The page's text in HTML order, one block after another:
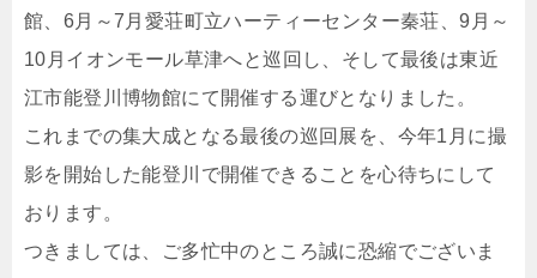
館、6月～7月愛荘町立ハーティーセンター秦荘、9月～
10月イオンモール草津へと巡回し、そして最後は東近
江市能登川博物館にて開催する運びとなりました。
これまでの集大成となる最後の巡回展を、今年1月に撮
影を開始した能登川で開催できることを心待ちにして
おります。
つきましては、ご多忙中のところ誠に恐縮でございま